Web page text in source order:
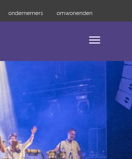
ondernemers omwonenden